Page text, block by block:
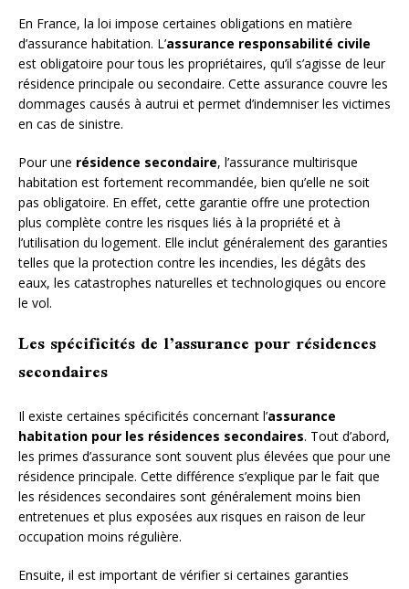
En France, la loi impose certaines obligations en matière
d’assurance habitation. L’assurance responsabilité civile
est obligatoire pour tous les propriétaires, qu’il s’agisse de leur
résidence principale ou secondaire. Cette assurance couvre les
dommages causés à autrui et permet d’indemniser les victimes
en cas de sinistre.
Pour une résidence secondaire, l’assurance multirisque
habitation est fortement recommandée, bien qu’elle ne soit
pas obligatoire. En effet, cette garantie offre une protection
plus complète contre les risques liés à la propriété et à
l’utilisation du logement. Elle inclut généralement des garanties
telles que la protection contre les incendies, les dégâts des
eaux, les catastrophes naturelles et technologiques ou encore
le vol.
Les spécificités de l’assurance pour résidences
secondaires
Il existe certaines spécificités concernant l’assurance
habitation pour les résidences secondaires. Tout d’abord,
les primes d’assurance sont souvent plus élevées que pour une
résidence principale. Cette différence s’explique par le fait que
les résidences secondaires sont généralement moins bien
entretenues et plus exposées aux risques en raison de leur
occupation moins régulière.
Ensuite, il est important de vérifier si certaines garanties